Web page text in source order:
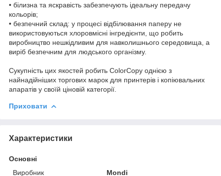
• білизна та яскравість забезпечують ідеальну передачу
кольорів;
• безпечний склад: у процесі відбілювання паперу не
використовуються хлоровмісні інгредієнти, що робить
виробництво нешкідливим для навколишнього середовища, а
виріб безпечним для людського організму.
Сукупність цих якостей робить ColorCopy однією з
найнадійніших торгових марок для принтерів і копіювальних
апаратів у своїй ціновій категорії.
Приховати
Характеристики
Основні
Виробник
Mondi